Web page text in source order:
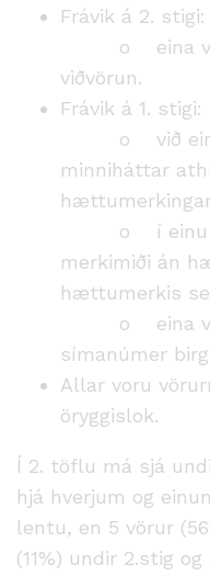
Frávik á 2. stigi:
o
eina
viðvörun.
Frávik á 1. stigi:
o
við
minniháttar
o
í
merkimiði án
hættumerkis
o
eina
símanúmer
Allar voru
öryggislok.
Í 2. töflu má sjá
hjá hverjum og
lentu, en 5 vörur
(11%) undir 2.stig